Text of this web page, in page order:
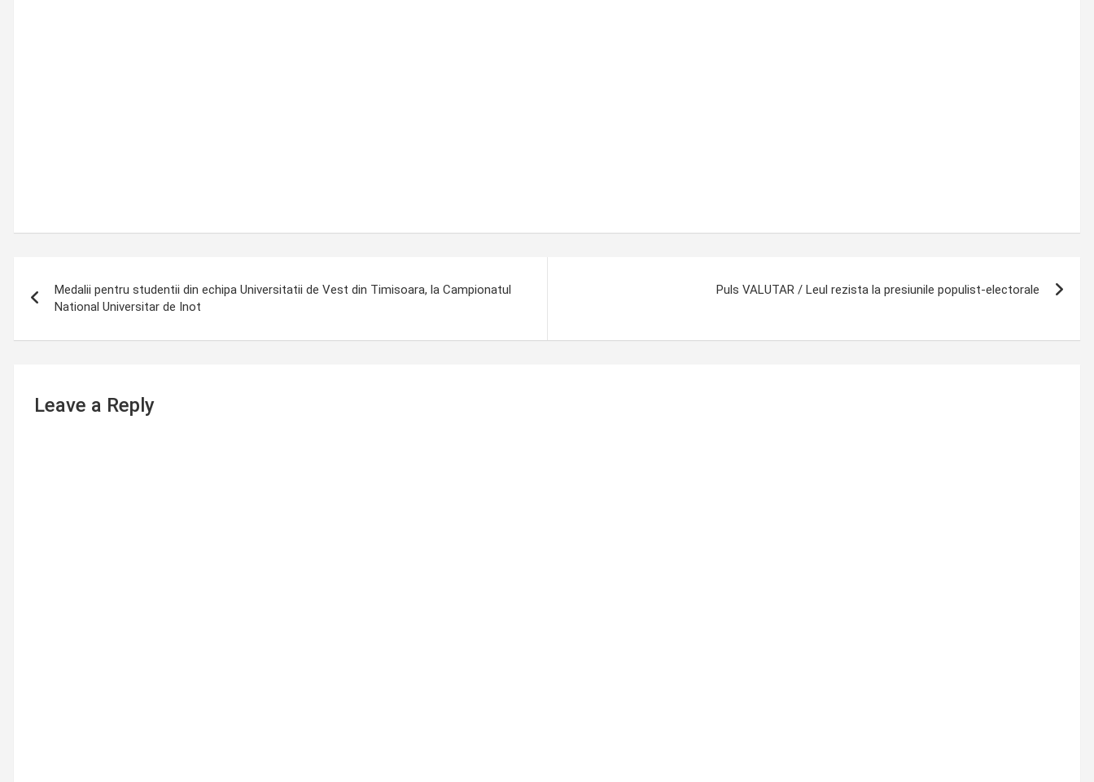
navigation
Medalii pentru studentii din echipa Universitatii de Vest din Timisoara, la Campionatul
National Universitar de Inot
Puls VALUTAR / Leul rezista la presiunile populist-electorale
Leave a Reply